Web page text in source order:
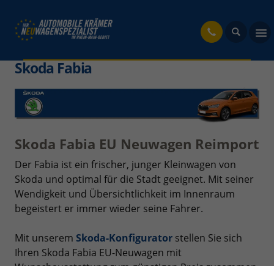
Skoda Fabia
Skoda Fabia EU Neuwagen Reimport
Der Fabia ist ein frischer, junger Kleinwagen von
Skoda und optimal für die Stadt geeignet. Mit seiner
Wendigkeit und Übersichtlichkeit im Innenraum
begeistert er immer wieder seine Fahrer.
Mit unserem Skoda-Konfigurator stellen Sie sich
Ihren Skoda Fabia EU-Neuwagen mit